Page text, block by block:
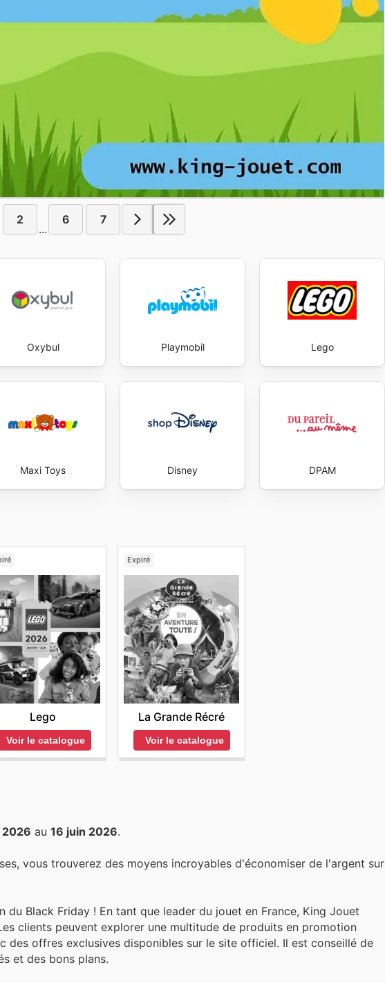
2
...
6 7
Oxybul Playmobil Lego
Maxi Toys Disney DPAM
Lego
Voir le catalogue
Expiré
La Grande Récré
Voir le catalogue
2026 au 16 juin 2026.
vous trouverez des moyens incroyables d'économiser de l'argent sur
Black Friday ! En tant que leader du jouet en France, King Jouet
clients peuvent explorer une multitude de produits en promotion
des offres exclusives disponibles sur le site officiel. Il est conseillé de
et des bons plans.